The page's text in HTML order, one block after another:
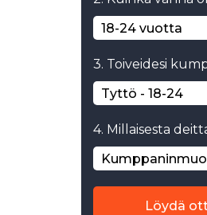
18-24 vuotta
3. Toiveidesi
Tyttö - 18-24
4. Millaisesta
Löydä